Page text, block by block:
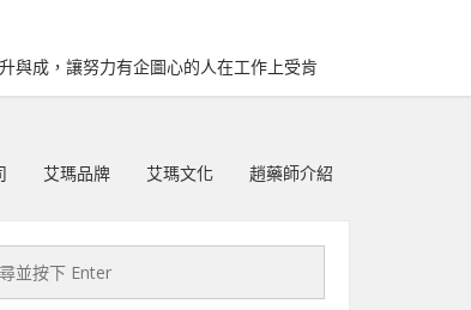
與成，讓努力有企圖心的人在工作上受肯
艾瑪品牌 艾瑪文化 趙藥師介紹